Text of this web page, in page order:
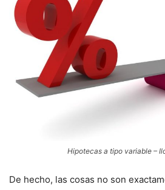
Hipotecas a tipo variable –
De hecho, las cosas no son